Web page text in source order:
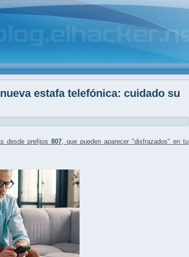
estafa telefónica: cuidado su
desde prefijos 807 , que pueden aparecer "disfrazados" en tu